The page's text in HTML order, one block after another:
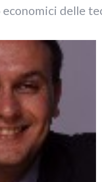
delle